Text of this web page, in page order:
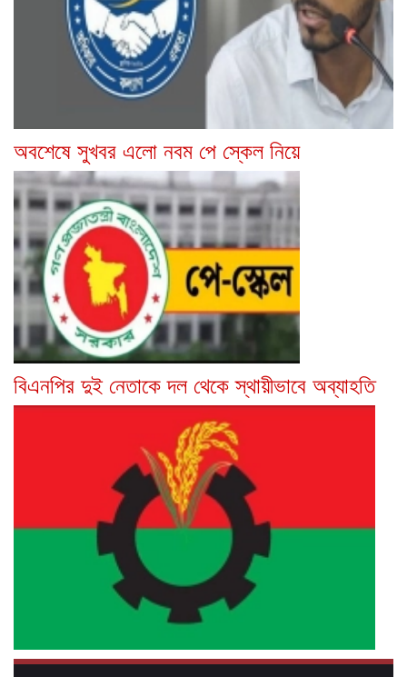
অবশেষে সুখবর এলো নবম পে স্কেল নিয়ে
বিএনপির দুই নেতাকে দল থেকে স্থায়ীভাবে অব্যাহতি